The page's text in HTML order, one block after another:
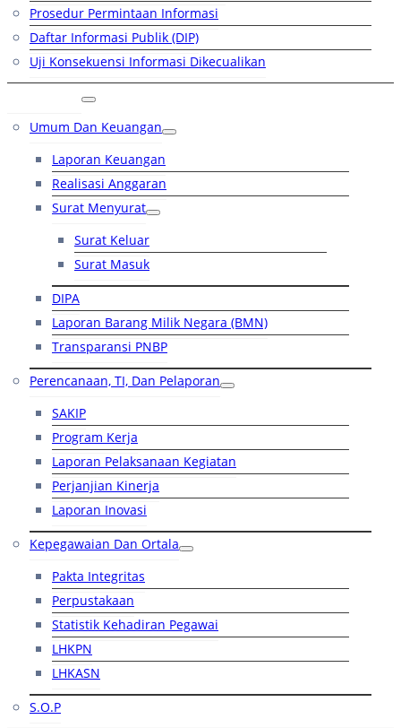
Prosedur Permintaan Informasi
Daftar Informasi Publik (DIP)
Uji Konsekuensi Informasi Dikecualikan
Umum Dan Keuangan
Laporan Keuangan
Realisasi Anggaran
Surat Menyurat
Surat Keluar
Surat Masuk
DIPA
Laporan Barang Milik Negara (BMN)
Transparansi PNBP
Perencanaan, TI, Dan Pelaporan
SAKIP
Program Kerja
Laporan Pelaksanaan Kegiatan
Perjanjian Kinerja
Laporan Inovasi
Kepegawaian Dan Ortala
Pakta Integritas
Perpustakaan
Statistik Kehadiran Pegawai
LHKPN
LHKASN
S.O.P